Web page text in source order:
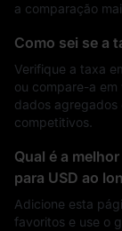
a comparação
Como sei se a
Verifique a taxa
ou compare-a
dados agregados
competitivos.
Qual é a
para USD ao
Adicione esta
favoritos e use o